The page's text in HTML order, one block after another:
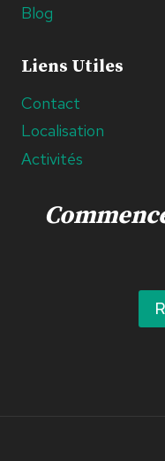
Blog
Liens Utiles
Contact
Localisation
Activités